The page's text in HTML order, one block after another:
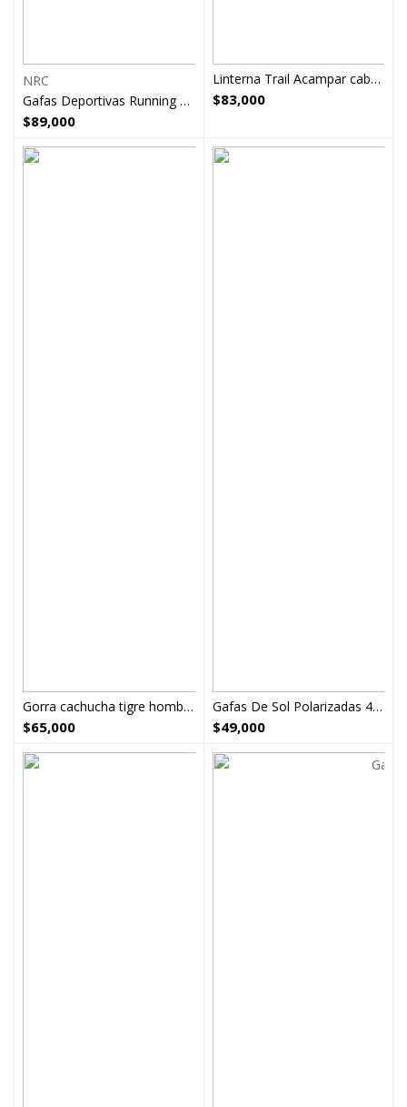
NRC
Gafas Deportivas Running Ciclismo NRC
$89,000
Linterna Trail Acampar cabeza recargable
$83,000
Gorra cachucha tigre hombre mujer ajustable
$65,000
Gafas De Sol Polarizadas 400UV
$49,000